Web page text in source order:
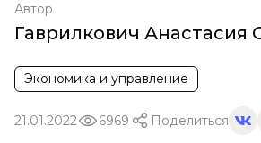
Автор
Гаврилкович Анастасия
Экономика и управление
21.01.2022 6969 Поделиться